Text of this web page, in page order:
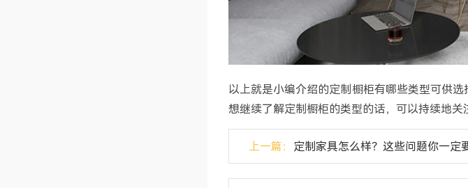
以上就是小编介绍的定制橱柜有哪些类型可供
想继续了解定制橱柜的类型的话，可以持续地关
上一篇： 定制家具怎么样？这些问题你一定